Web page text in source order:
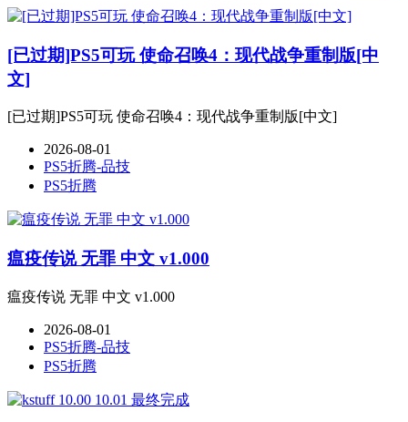
[已过期]PS5可玩 使命召唤4：现代战争重制版[中
文]
[已过期]PS5可玩 使命召唤4：现代战争重制版[中文]
2026-08-01
PS5折腾-品技
PS5折腾
瘟疫传说 无罪 中文 v1.000
瘟疫传说 无罪 中文 v1.000
2026-08-01
PS5折腾-品技
PS5折腾